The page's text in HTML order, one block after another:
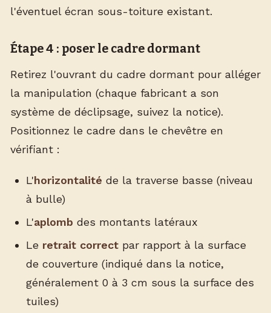
l'éventuel écran sous-toiture existant.
Étape 4 : poser le cadre dormant
Retirez l'ouvrant du cadre dormant pour alléger
la manipulation (chaque fabricant a son
système de déclipsage, suivez la notice).
Positionnez le cadre dans le chevêtre en
vérifiant :
L'horizontalité de la traverse basse (niveau
à bulle)
L'aplomb des montants latéraux
Le retrait correctpar rapport à la surface
de couverture (indiqué dans la notice,
généralement 0 à 3 cm sous la surface des
tuiles)